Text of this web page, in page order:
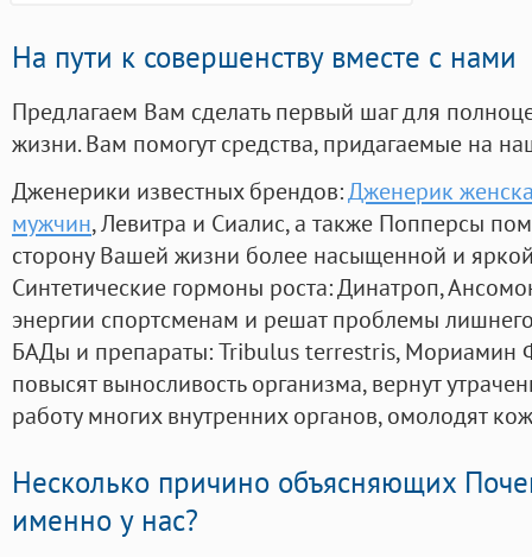
На пути к совершенству вместе с нами
Предлагаем Вам сделать первый шаг для
жизни. Вам помогут средства, придагаемые на
Дженерики известных брендов:Дженерик
мужчин, Левитра и Сиалис, а также Попперсы
сторону Вашей жизни более насыщенной и
Синтетические гормоны роста: Динатроп,
энергии спортсменам и решат проблемы
БАДы и препараты:Tribulus terrestris, Мориамин
повысят выносливость организма, вернут
работу многих внутренних органов, омолодят
Несколько причино объясняющих
именно у нас?